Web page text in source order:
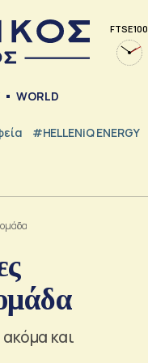
FTSE 100
WORLD
#HELLENiQ ENERGY
και